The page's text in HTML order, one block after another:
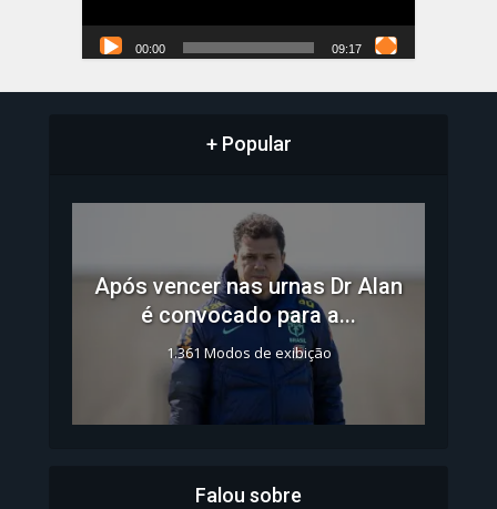
00:00 09:17
+ Popular
Após vencer nas urnas Dr Alan
é convocado para a...
1.361 Modos de exibição
Falou sobre